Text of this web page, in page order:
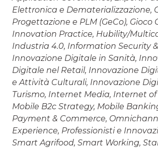
Elettronica e Dematerializzazione,
Progettazione e PLM (GeCo), Gioco
Innovation Practice, Hubility/
Industria 4.0, Information Security
Innovazione Digitale in Sanità,
Digitale nel Retail, Innovazione
e Attività Culturali, Innovazione
Turismo, Internet Media, Internet of
Mobile B2c Strategy, Mobile
Payment & Commerce,
Experience, Professionisti e
Smart Agrifood, Smart Working,